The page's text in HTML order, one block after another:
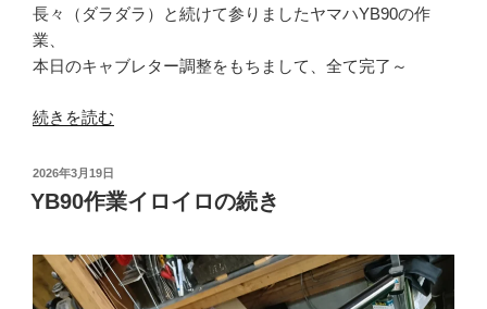
長々（ダラダラ）と続けて参りましたヤマハYB90の作
業、
本日のキャブレター調整をもちまして、全て完了～
“YB90
ャ
ブ
調
続きを読む
投
稿
日:
2026年3月19日
YB90作業イロイロの続き